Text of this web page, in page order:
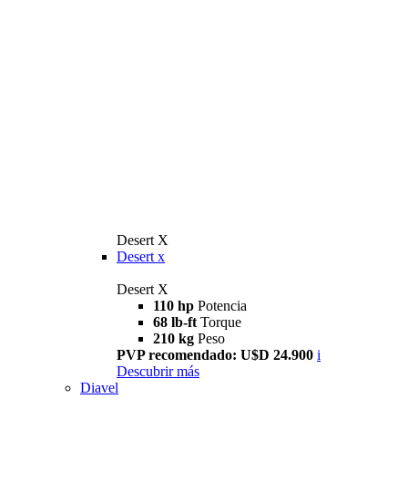
Desert X
Desert x
Desert X
110 hp Potencia
68 lb-ft Torque
210 kg Peso
PVP recomendado: U$D 24.900 i
Descubrir más
Diavel